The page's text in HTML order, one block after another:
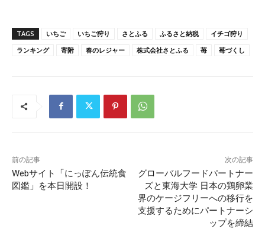
TAGS いちご いちご狩り さとふる ふるさと納税
イチゴ狩り
ランキング
寄附 春のレジャー 株式会社さとふる 苺 苺づくし
前の記事
Webサイト「にっぽん伝統食
図鑑」を本日開設！
次の記事
グローバルフードパートナー
ズと東海大学 日本の鶏卵業
界のケージフリーへの移行を
支援するためにパートナーシ
ップを締結